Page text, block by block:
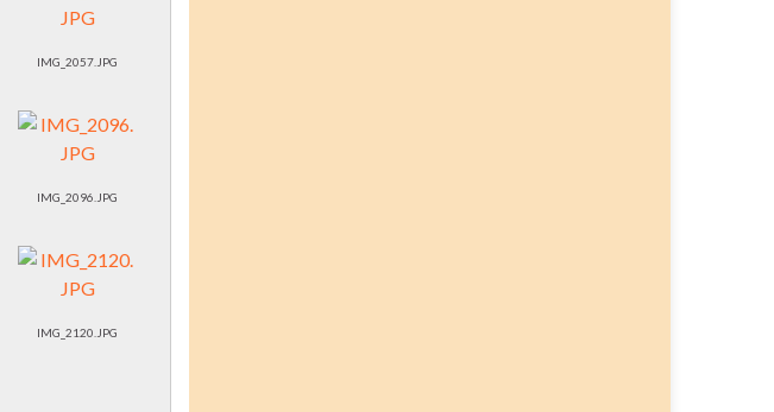
IMG_2057.JPG
IMG_2096.JPG
IMG_2120.JPG